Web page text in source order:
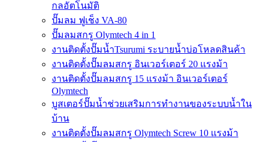
กลอัตโนมัติ
ปั๊มลม ฟูเช็ง VA-80
ปั๊มลมสกรู Olymtech 4 in 1
งานติดตั้งปั๊มน้ำTsurumi ระบายน้ำบ่อโหลดสินค้า
งานติดตั้งปั๊มลมสกรู อินเวอร์เตอร์ 20 แรงม้า
งานติดตั้งปั๊มลมสกรู 15 แรงม้า อินเวอร์เตอร์
Olymtech
บูสเตอร์ปั๊มน้ำช่วยเสริมการทำงานของระบบน้ำใน
บ้าน
งานติดตั้งปั๊มลมสกรู Olymtech Screw 10 แรงม้า